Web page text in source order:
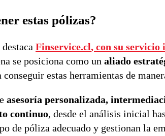
estas pólizas?
Finservice.cl, con su servicio
se posiciona como un aliado
conseguir estas herramientas de
asesoría personalizada,
continuo, desde el análisis inicial
de póliza adecuado y gestionan la